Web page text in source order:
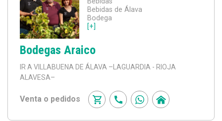
Bebidas de Álava
Bodega
[+]
Bodegas Araico
IR A VILLABUENA DE ÁLAVA –LAGUARDIA - RIOJA
ALAVESA–
Venta o pedidos